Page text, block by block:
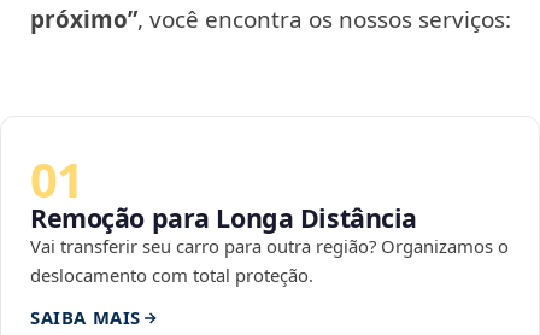
próximo”, você encontra os nossos serviços:
01
Remoção para Longa Distância
Vai transferir seu carro para outra região? Organizamos o
deslocamento com total proteção.
SAIBA MAIS